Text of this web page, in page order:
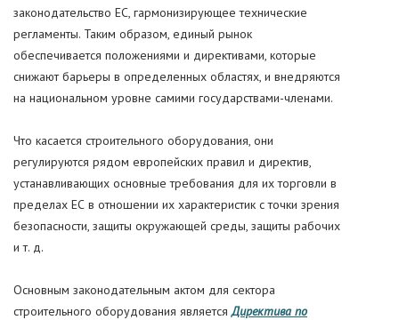
законодательство ЕС, гармонизирующее технические
регламенты. Таким образом, единый рынок
обеспечивается положениями и директивами, которые
снижают барьеры в определенных областях, и внедряются
на национальном уровне самими государствами-членами.
Что касается строительного оборудования, они
регулируются рядом европейских правил и директив,
устанавливающих основные требования для их торговли в
пределах ЕС в отношении их характеристик с точки зрения
безопасности, защиты окружающей среды, защиты рабочих
и т. д.
Основным законодательным актом для сектора
строительного оборудования являетсяДиректива по